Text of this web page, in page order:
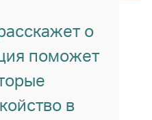
о
поможет
в